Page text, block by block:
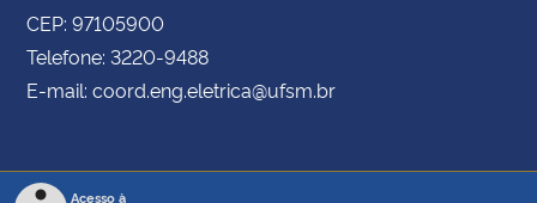
CEP: 97105900
Telefone: 3220-9488
E-mail: coord.eng.eletrica@ufsm.br
Acesso à